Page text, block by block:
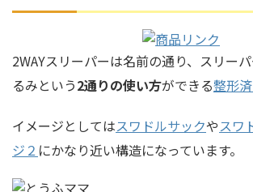
2WAYスリーパーは名前の通り、スリー
るみという2通りの使い方ができる整形
イメージとしてはスワドルサックやスワ
ジ２ にかなり近い構造になっています。